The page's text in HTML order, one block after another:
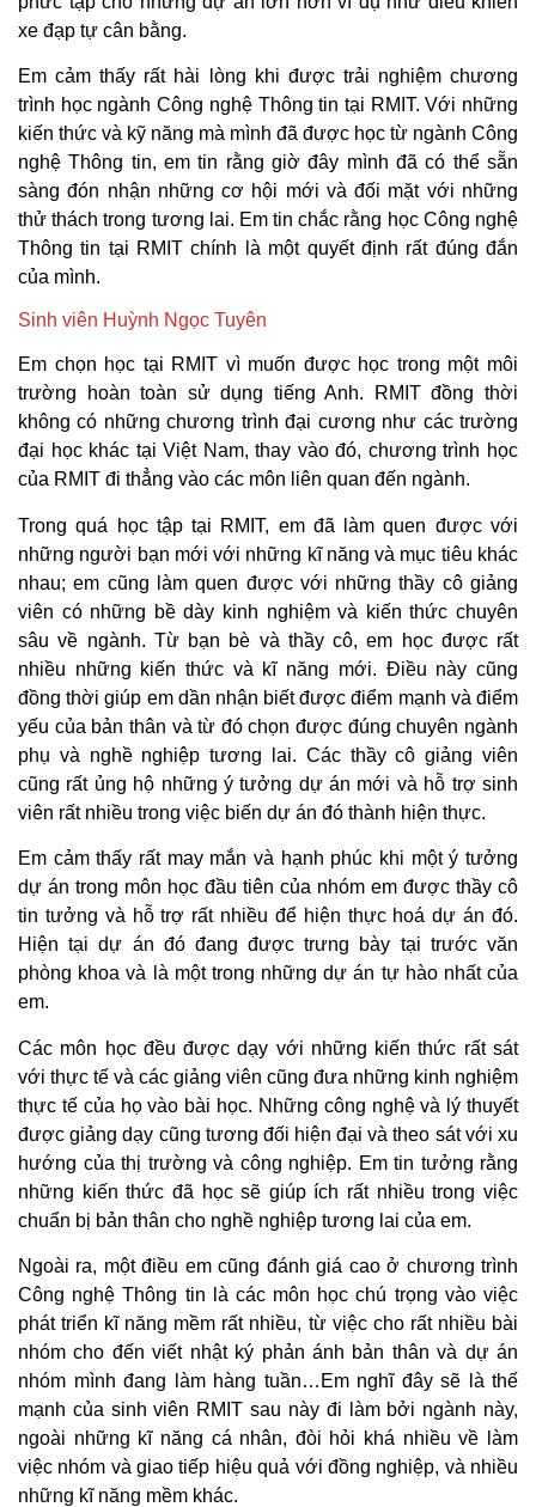
xe đạp tự cân bằng.
Em cảm thấy rất hài lòng khi được trải nghiệm chương
trình học ngành Công nghệ Thông tin tại RMIT. Với những
kiến thức và kỹ năng mà mình đã được học từ ngành Công
nghệ Thông tin, em tin rằng giờ đây mình đã có thể sẵn
sàng đón nhận những cơ hội mới và đối mặt với những
thử thách trong tương lai. Em tin chắc rằng học Công nghệ
Thông tin tại RMIT chính là một quyết định rất đúng đắn
của mình.
Sinh viên Huỳnh Ngọc Tuyên
Em chọn học tại RMIT vì muốn được học trong một môi
trường hoàn toàn sử dụng tiếng Anh. RMIT đồng thời
không có những chương trình đại cương như các trường
đại học khác tại Việt Nam, thay vào đó, chương trình học
của RMIT đi thẳng vào các môn liên quan đến ngành.
Trong quá học tập tại RMIT, em đã làm quen được với
những người bạn mới với những kĩ năng và mục tiêu khác
nhau; em cũng làm quen được với những thầy cô giảng
viên có những bề dày kinh nghiệm và kiến thức chuyên
sâu về ngành. Từ bạn bè và thầy cô, em học được rất
nhiều những kiến thức và kĩ năng mới. Điều này cũng
đồng thời giúp em dần nhận biết được điểm mạnh và điểm
yếu của bản thân và từ đó chọn được đúng chuyên ngành
phụ và nghề nghiệp tương lai. Các thầy cô giảng viên
cũng rất ủng hộ những ý tưởng dự án mới và hỗ trợ sinh
viên rất nhiều trong việc biến dự án đó thành hiện thực.
Em cảm thấy rất may mắn và hạnh phúc khi một ý tưởng
dự án trong môn học đầu tiên của nhóm em được thầy cô
tin tưởng và hỗ trợ rất nhiều để hiện thực hoá dự án đó.
Hiện tại dự án đó đang được trưng bày tại trước văn
phòng khoa và là một trong những dự án tự hào nhất của
em.
Các môn học đều được dạy với những kiến thức rất sát
với thực tế và các giảng viên cũng đưa những kinh nghiệm
thực tế của họ vào bài học. Những công nghệ và lý thuyết
được giảng dạy cũng tương đối hiện đại và theo sát với xu
hướng của thị trường và công nghiệp. Em tin tưởng rằng
những kiến thức đã học sẽ giúp ích rất nhiều trong việc
chuẩn bị bản thân cho nghề nghiệp tương lai của em.
Ngoài ra, một điều em cũng đánh giá cao ở chương trình
Công nghệ Thông tin là các môn học chú trọng vào việc
phát triển kĩ năng mềm rất nhiều, từ việc cho rất nhiều bài
nhóm cho đến viết nhật ký phản ánh bản thân và dự án
nhóm mình đang làm hàng tuần…Em nghĩ đây sẽ là thế
mạnh của sinh viên RMIT sau này đi làm bởi ngành này,
ngoài những kĩ năng cá nhân, đòi hỏi khá nhiều về làm
việc nhóm và giao tiếp hiệu quả với đồng nghiệp, và nhiều
những kĩ năng mềm khác.